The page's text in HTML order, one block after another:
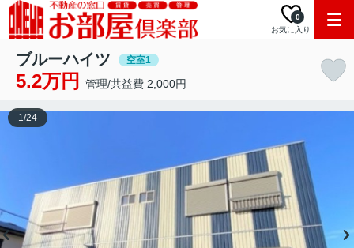
お気に入り
0
ブルーハイツ 空室1
5.2万円 管理/共益費 2,000円
1/24